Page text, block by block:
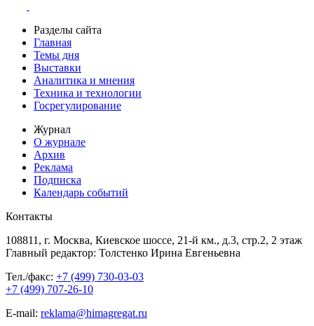
Разделы сайта
Главная
Темы дня
Выставки
Аналитика и мнения
Техника и технологии
Госрегулирование
Журнал
О журнале
Архив
Реклама
Подписка
Календарь событий
Контакты
108811, г. Москва, Киевское шоссе, 21-й км., д.3, стр.2, 2 этаж
Главный редактор: Толстенко Ирина Евгеньевна
Тел./факс: +7 (499) 730-03-03
+7 (499) 707-26-10
E-mail: reklama@himagregat.ru